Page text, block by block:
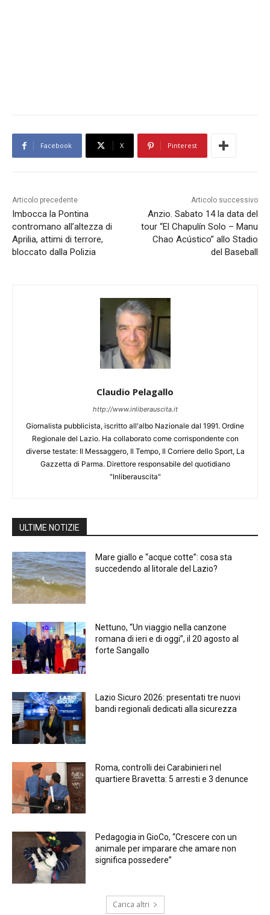
Facebook X Pinterest
Articolo precedente
Imbocca la Pontina
contromano all’altezza di
Aprilia, attimi di terrore,
bloccato dalla Polizia
Articolo successivo
Anzio. Sabato 14 la data del
tour “El Chapulín Solo – Manu
Chao Acústico” allo Stadio
del Baseball
Claudio Pelagallo
http://www.inliberauscita.it
Giornalista pubblicista, iscritto all'albo Nazionale dal 1991. Ordine
Regionale del Lazio. Ha collaborato come corrispondente con
diverse testate: Il Messaggero, Il Tempo, Il Corriere dello Sport, La
Gazzetta di Parma. Direttore responsabile del quotidiano
"Inliberauscita"
ULTIME NOTIZIE
Mare giallo e “acque cotte”: cosa sta
succedendo al litorale del Lazio?
Nettuno, “Un viaggio nella canzone
romana di ieri e di oggi”, il 20 agosto al
forte Sangallo
Lazio Sicuro 2026: presentati tre nuovi
bandi regionali dedicati alla sicurezza
Roma, controlli dei Carabinieri nel
quartiere Bravetta: 5 arresti e 3 denunce
Pedagogia in GioCo, “Crescere con un
animale per imparare che amare non
significa possedere”
Carica altri